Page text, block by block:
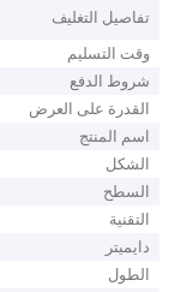
تفاصيل التغليف
وقت التسليم
شروط الدفع
القدرة على العرض
اسم المنتج
الشكل
السطح
التقنية
دايميتر
الطول